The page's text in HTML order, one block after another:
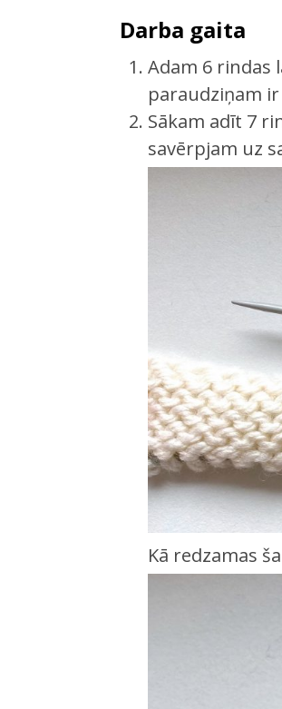
Darba gaita
Adam 6 rindas
paraudziņam
Sākam adīt 7
savērpjam uz
Kā redzamas